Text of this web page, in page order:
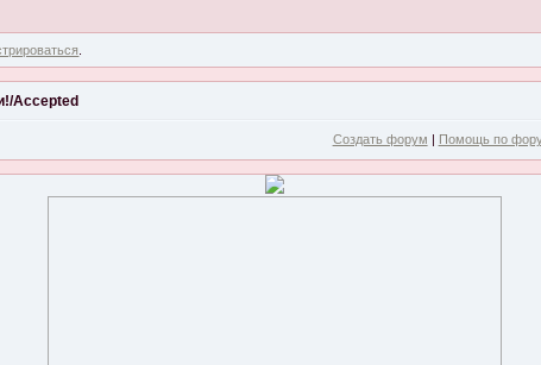
Accepted
Создать форум | Помощь по